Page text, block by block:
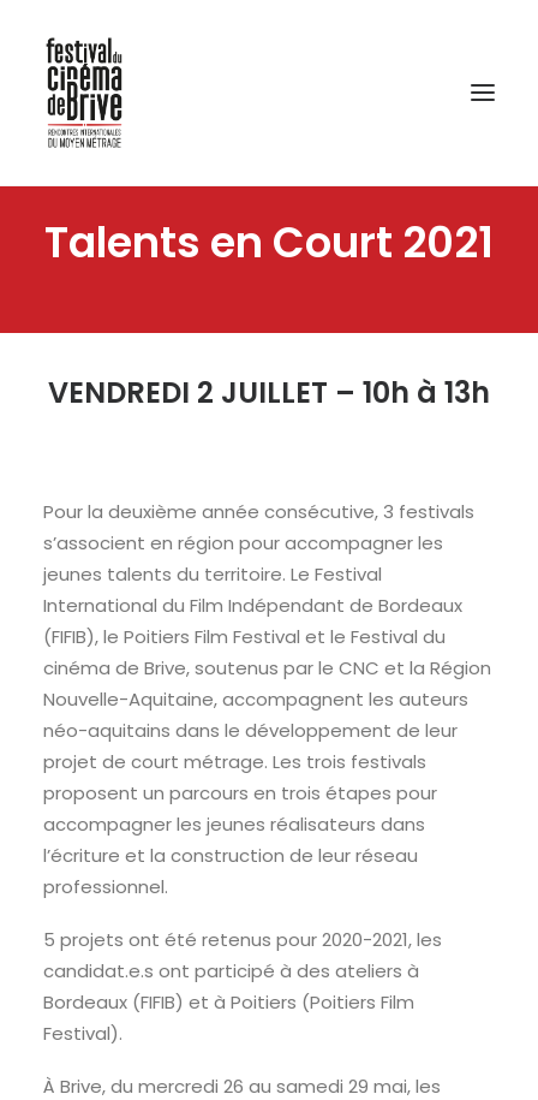
RECHERCHE
Talents en Court 2021
VENDREDI 2 JUILLET – 10h à 13h
Pour la deuxième année consécutive, 3 festivals
s’associent en région pour accompagner les
jeunes talents du territoire. Le Festival
International du Film Indépendant de Bordeaux
(FIFIB), le Poitiers Film Festival et le Festival du
cinéma de Brive, soutenus par le CNC et la Région
Nouvelle-Aquitaine, accompagnent les auteurs
néo-aquitains dans le développement de leur
projet de court métrage. Les trois festivals
proposent un parcours en trois étapes pour
accompagner les jeunes réalisateurs dans
l’écriture et la construction de leur réseau
professionnel.
5 projets ont été retenus pour 2020-2021, les
candidat.e.s ont participé à des ateliers à
Bordeaux (FIFIB) et à Poitiers (Poitiers Film
Festival).
À Brive, du mercredi 26 au samedi 29 mai, les